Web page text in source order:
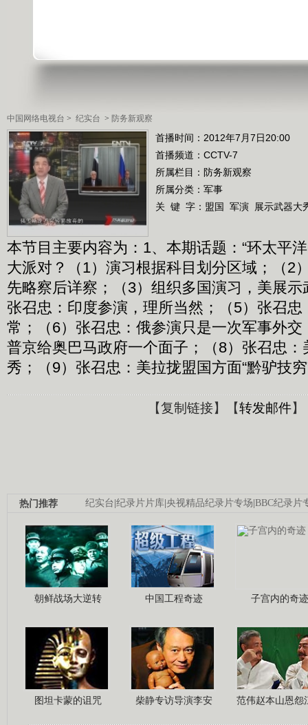
中国网络电视台 > 纪实台 > 防务新观察
首播时间：2012年7月7日20:00
首播频道： CCTV-7
所属栏目： 防务新观察
所属分类：军事
关 键 字： 盟国 军演 展示武器大
本节目主要内容为：1、本期话题：“环太平
大派对？（1）演习根据科目划分区域；（2
先略察后详察；（3）组织多国演习，美展
张召忠：印度参演，理所当然；（5）张召
常；（6）张召忠：俄参演只是一次军事外
普京给奥巴马政府一个面子；（8）张召忠
秀；（9）张召忠：美拉拢盟国方面“黔驴技穷
【复制链接】【转发邮件】
纪实台 纪录片片库 央视精品纪录片专场 BBC纪录片
热门推荐
朝鲜战场大逆转 中国工程奇迹 子宫内的奇迹
图坦卡蒙的诅咒 柴静专访导演李安 范伟赵本山恩怨